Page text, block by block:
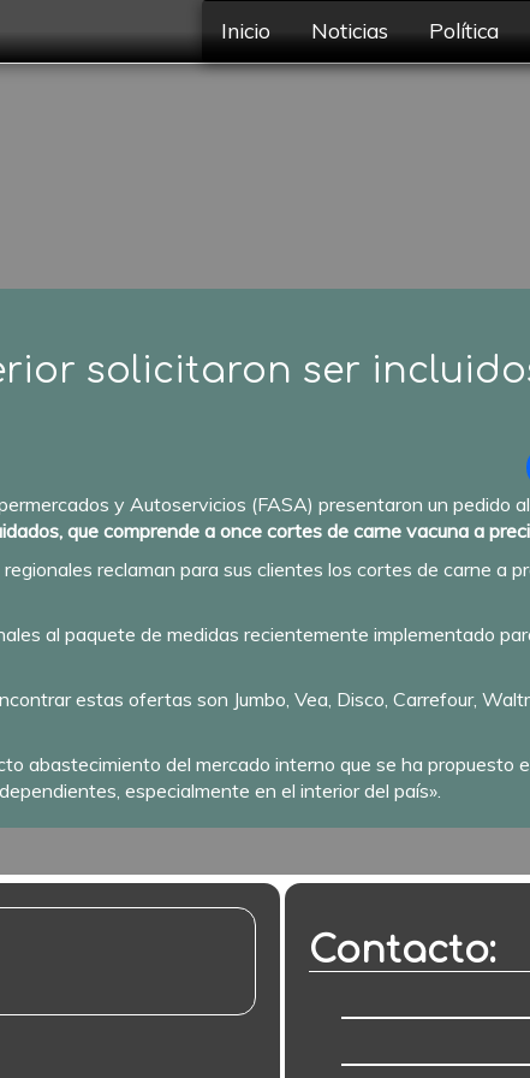
Inicio Noticias Política
solicitaron ser
y Autoservicios (FASA) presentaron un pedido
que comprende a once cortes de carne vacuna a
reclaman para sus clientes los cortes de carne a
al paquete de medidas recientemente implementado
estas ofertas son Jumbo, Vea, Disco, Carrefour,
abastecimiento del mercado interno que se ha propuesto
especialmente en el interior del país».
Contacto: